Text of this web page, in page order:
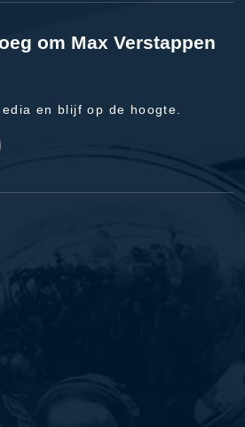
om Max Verstappen
en blijf op de hoogte.